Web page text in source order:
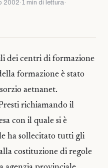
2002 ·1 min di lettura·
dei centri di formazione
formazione è stato
aetnanet.
richiamando il
con il quale si è
ha sollecitato tutti gli
costituzione di regole